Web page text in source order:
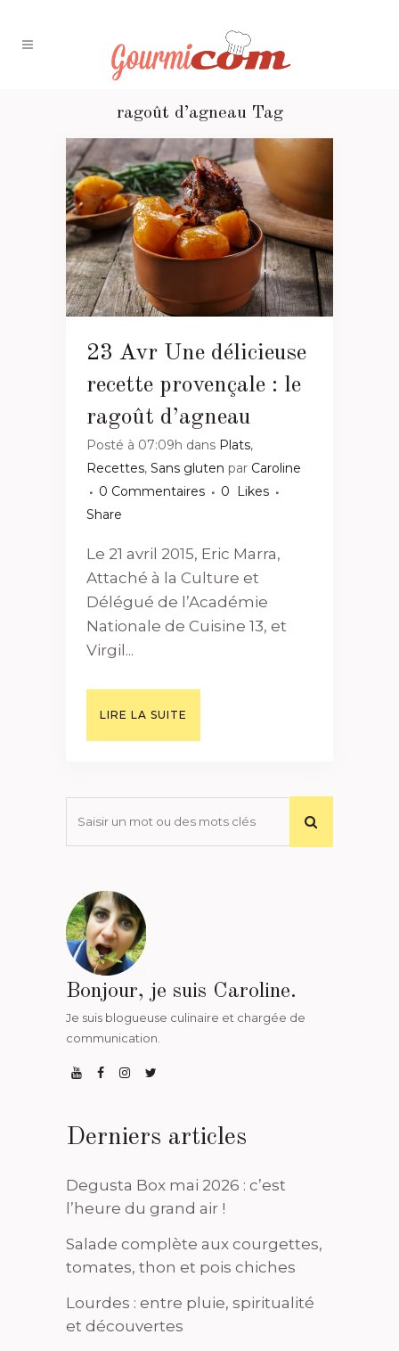
ragoût d’agneau Tag
23 Avr Une délicieuse
recette provençale : le
ragoût d’agneau
Posté à 07:09h dans Plats,
Recettes, Sans gluten par Caroline
0 Commentaires
0
Likes
Share
Le 21 avril 2015, Eric Marra,
Attaché à la Culture et
Délégué de l’Académie
Nationale de Cuisine 13, et
Virgil...
LIRE LA SUITE
Bonjour, je suis Caroline.
Je suis blogueuse culinaire et chargée de
communication.
Derniers articles
Degusta Box mai 2026 : c’est
l’heure du grand air !
Salade complète aux courgettes,
tomates, thon et pois chiches
Lourdes : entre pluie, spiritualité
et découvertes